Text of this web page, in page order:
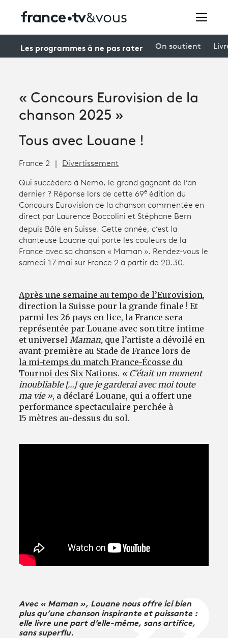
Avantages fidélité
Creators
Productions et innovation
Programme tv
Les programmes à ne pas rater On soutient
« Concours Eurovision de la
chanson 2025 »
Tous avec Louane !
France 2 Divertissement
Qui succédera à Nemo, le grand gagnant de l’an
dernier ? Réponse lors de cette 69e édition du
Concours Eurovision de la chanson commentée en
direct par Laurence Boccolini et Stéphane Bern
depuis Bâle en Suisse. Cette année, c’est la
chanteuse Louane qui porte les couleurs de la
France avec sa chanson « Maman ». Rendez-vous le
samedi 17 mai sur France 2 à partir de 20.30.
Après une semaine au tempo de l’Eurovision,
direction la Suisse pour la grande finale ! Et
parmi les 26 pays en lice, la France sera
représentée par Louane avec son titre intime
et universel Maman, que l’artiste a dévoilé en
avant-première au Stade de France lors de
la mi-temps du match France-Écosse du
Tournoi des Six Nations. « C’était un moment
inoubliable […] que je garderai avec moi toute
ma vie », a déclaré Louane, qui a offert une
performance spectaculaire perchée à
15 mètres au-dessus du sol.
Avec « Maman », Louane nous offre ici bien
plus qu’une chanson inspirante et puissante :
elle livre une part d’elle-même, sans artifice,
sans superflu.